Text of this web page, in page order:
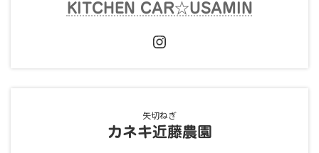
KITCHEN CAR☆USAMIN
Instagram
矢切ねぎ
カネキ近藤農園